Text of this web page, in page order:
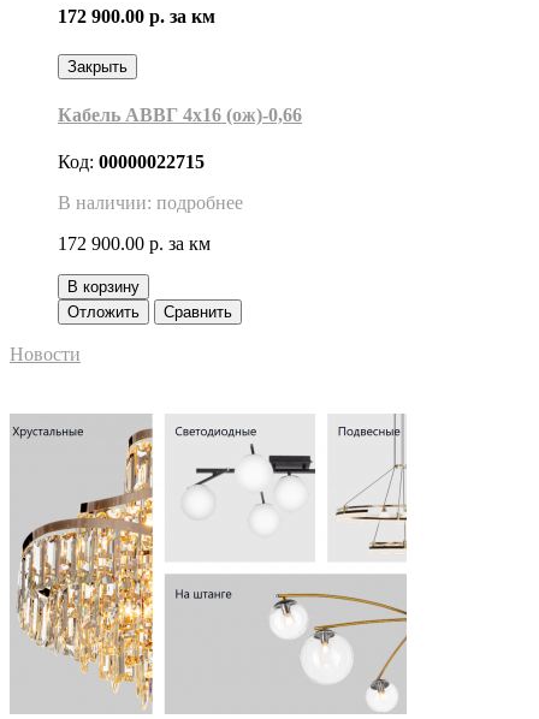
172 900.00 р. за км
Закрыть
Кабель АВВГ 4х16 (ож)-0,66
Код: 00000022715
В наличии: подробнее
172 900.00 р. за км
В корзину
Отложить
Сравнить
Новости